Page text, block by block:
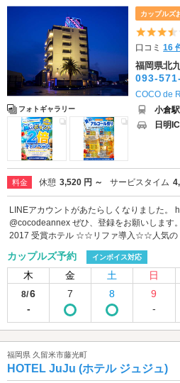
フォトギャラリー
カップルズ
口コミ16
福岡県北
093-
COCO de
小倉
日明IC
料金 休憩 3,520 円 ～ サービスタイム
LINEアカウントがあたらしくなりました。
@cocodeannex ぜひ、登録をお願いします
2017 受賞ホテル ☆☆リファ導入☆☆人気の
カップルズ予約 インボイス対応
木 金 土 日
8/6
-
7 8
9
-
福岡県 久留米市藤光町
HOTEL JuJu (ホテル ジュジュ)